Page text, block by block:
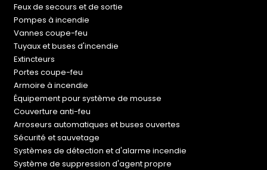
Feux de secours et de sortie
Pompes à incendie
Vannes coupe-feu
Tuyaux et buses d'incendie
Extincteurs
Portes coupe-feu
Armoire à incendie
Équipement pour système de mousse
Couverture anti-feu
Arroseurs automatiques et buses ouvertes
Sécurité et sauvetage
Systèmes de détection et d'alarme incendie
Système de suppression d'agent propre